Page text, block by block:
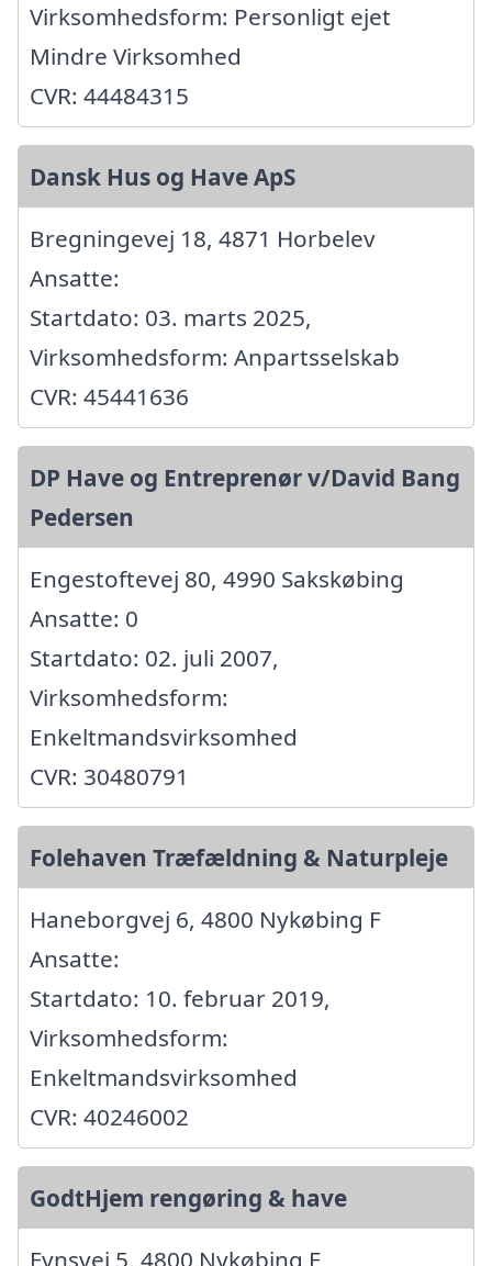
Virksomhedsform: Personligt ejet
Mindre Virksomhed
CVR: 44484315
Dansk Hus og Have ApS
Bregningevej 18, 4871 Horbelev
Ansatte:
Startdato: 03. marts 2025,
Virksomhedsform: Anpartsselskab
CVR: 45441636
DP Have og Entreprenør v/David Bang
Pedersen
Engestoftevej 80, 4990 Sakskøbing
Ansatte: 0
Startdato: 02. juli 2007,
Virksomhedsform:
Enkeltmandsvirksomhed
CVR: 30480791
Folehaven Træfældning & Naturpleje
Haneborgvej 6, 4800 Nykøbing F
Ansatte:
Startdato: 10. februar 2019,
Virksomhedsform:
Enkeltmandsvirksomhed
CVR: 40246002
GodtHjem rengøring & have
Fynsvej 5, 4800 Nykøbing F